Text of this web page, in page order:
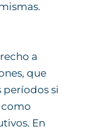
a
que
períodos si
como
En